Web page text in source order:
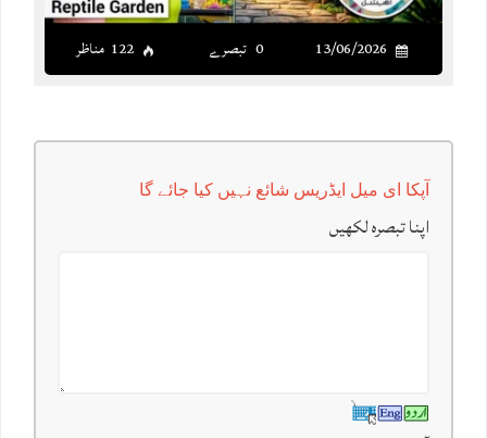
13/06/2026 0 تبصرے 122 مناظر
آپکا ای میل ایڈریس شائع نہیں کیا جائے گا
اپنا تبصرہ لکھیں